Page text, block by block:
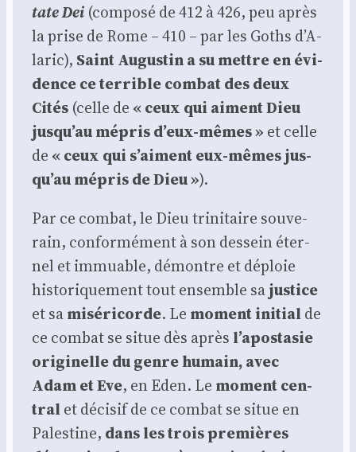
tate Dei (com­po­sé de 412 à 426, peu après
la prise de Rome – 410 – par les Goths d’A­
la­ric), Saint Augus­tin a su mettre en évi­
dence ce ter­rible com­bat des deux
Cités (celle de « ceux qui aiment Dieu
jus­qu’au mépris d’eux-mêmes » et celle
de « ceux qui s’aiment eux-mêmes jus­
qu’au mépris de Dieu »).
Par ce com­bat, le Dieu tri­ni­taire sou­ve­
rain, confor­mé­ment à son des­sein éter­
nel et immuable, démontre et déploie
his­to­ri­que­ment tout ensemble sajus­tice
et samisé­ri­corde. Le moment ini­tialde
ce com­bat se situe dès après l’a­po­sta­sie
ori­gi­nelle du genre humain, avec
Adam et Eve, en Eden. Le moment cen­
tralet déci­sif de ce com­bat se situe en
Pales­tine, dans les trois pre­mières